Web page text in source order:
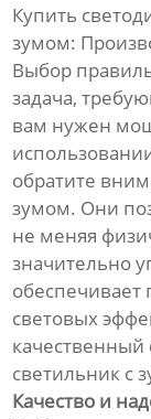
Купить
зумом:
Выбор
задача,
вам нужен
обратите
зумом. Они
не меняя
значительно
обеспечивает
световых
светильник с
Качество и